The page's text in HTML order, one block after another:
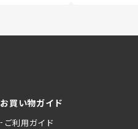
お買い物ガイド
ご利用ガイド